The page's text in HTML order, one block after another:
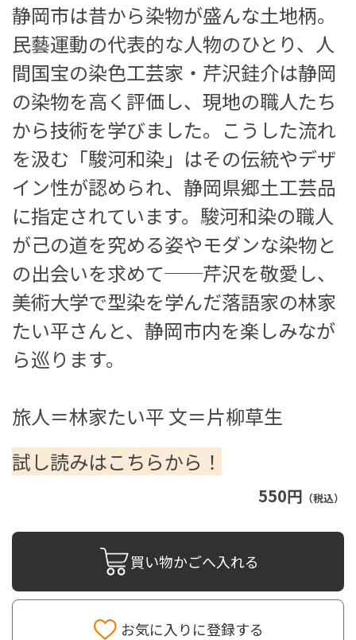
550円 （税込）
静岡市は昔から染物が盛んな土地柄。
民藝運動の代表的な人物のひとり、人
間国宝の染色工芸家・芹沢銈介は静岡
の染物を高く評価し、現地の職人たち
から技術を学びました。こうした流れ
を汲む「駿河和染」はその伝統やデザ
イン性が認められ、静岡県郷土工芸品
に指定されています。駿河和染の職人
が己の道を究める姿やモダンな染物と
の出会いを求めて──芹沢を敬愛し、
美術大学で型染を学んだ落語家の林家
たい平さんと、静岡市内を楽しみなが
ら巡ります。
旅人＝林家たい平 文＝片柳草生
試し読みはこちらから！
買い物かごへ入れる
お気に入りに登録する